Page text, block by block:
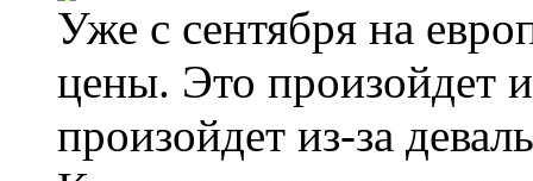
Уже с сентября на
цены. Это произойдет
произойдет из-за